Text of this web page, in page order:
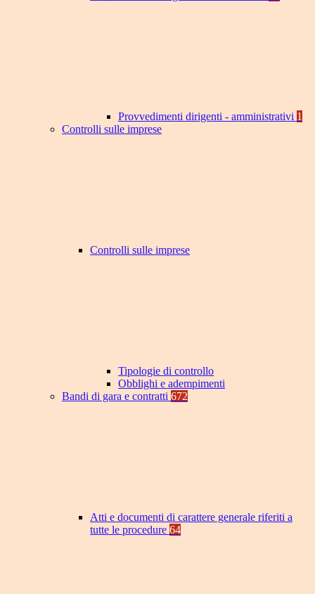
Provvedimenti dirigenti - amministrativi 1
Controlli sulle imprese
Controlli sulle imprese
Tipologie di controllo
Obblighi e adempimenti
Bandi di gara e contratti 672
Atti e documenti di carattere generale riferiti a
tutte le procedure 64